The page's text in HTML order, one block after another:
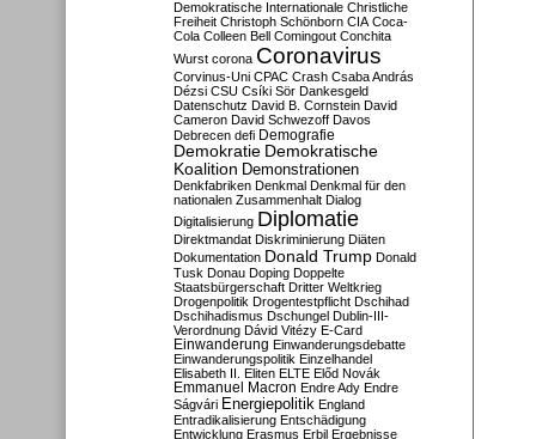
Demokratische Internationale Christliche
Freiheit Christoph Schönborn CIA Coca-
Cola Colleen Bell Comingout Conchita
Wurst corona Coronavirus
Corvinus-Uni CPAC Crash Csaba András
Dézsi CSU Csíki Sör Dankesgeld
Datenschutz David B. Cornstein David
Cameron David Schwezoff Davos
Debrecen defi Demografie
Demokratie Demokratische
Koalition Demonstrationen
Denkfabriken Denkmal Denkmal für den
nationalen Zusammenhalt Dialog
Digitalisierung Diplomatie
Direktmandat Diskriminierung Diäten
Dokumentation Donald Trump Donald
Tusk Donau Doping Doppelte
Staatsbürgerschaft Dritter Weltkrieg
Drogenpolitik Drogentestpflicht Dschihad
Dschihadismus Dschungel Dublin-III-
Verordnung Dávid Vitézy E-Card
Einwanderung Einwanderungsdebatte
Einwanderungspolitik Einzelhandel
Elisabeth II. Eliten ELTE Előd Novák
Emmanuel Macron Endre Ady Endre
Ságvári Energiepolitik England
Entradikalisierung Entschädigung
Entwicklung Erasmus Erbil Ergebnisse